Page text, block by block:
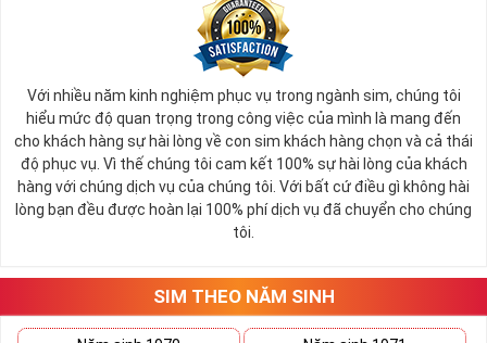
Với nhiều năm kinh nghiệm phục vụ trong ngành sim, chúng tôi
hiểu mức độ quan trọng trong công việc của mình là mang đến
cho khách hàng sự hài lòng về con sim khách hàng chọn và cả thái
độ phục vụ. Vì thế chúng tôi cam kết 100% sự hài lòng của khách
hàng với chúng dịch vụ của chúng tôi. Với bất cứ điều gì không hài
lòng bạn đều được hoàn lại 100% phí dịch vụ đã chuyển cho chúng
tôi.
SIM THEO NĂM SINH